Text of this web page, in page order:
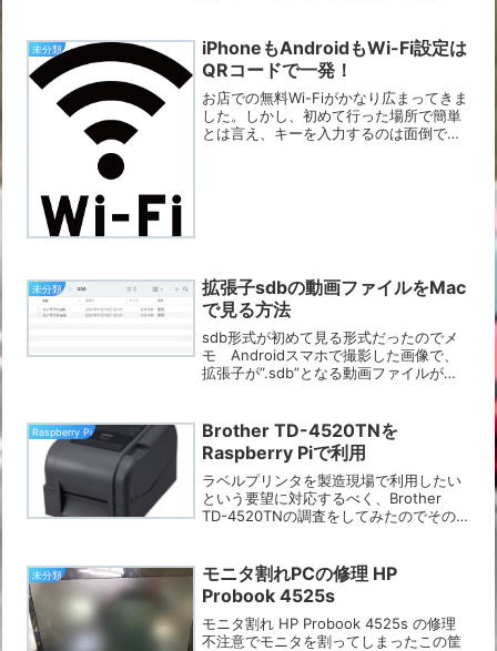
いるなら可能性があります。なお動画は
MP4形式で...
未分類
iPhoneもAndroidもWi-Fi設定は
QRコードで一発！
お店での無料Wi-Fiがかなり広まってきま
した。しかし、初めて行った場所で簡単
とは言え、キーを入力するのは面倒です
未分類
拡張子sdbの動画ファイルをMac
で見る方法
sdb形式が初めて見る形式だったのでメ
モ Androidスマホで撮影した画像で、
拡張子が”.sdb”となる動画ファイルがあ
を。必要ソフト・VLC P...
Raspberry Pi
Brother TD-4520TNを
Raspberry Piで利用
ラベルプリンタを製造現場で利用したい
という要望に対応するべく、Brother
TD-4520TNの調査をしてみたのでその
等ブラザーにて提供しているツールが利
用可能...
未分類
モニタ割れPCの修理 HP
Probook 4525s
モニタ割れ HP Probook 4525s の修理
不注意でモニタを割ってしまったこの筐